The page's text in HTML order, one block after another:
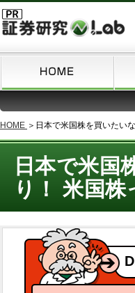
HOME ＞ 日本で米国株を買いたい
日本で米国
り！ 米国